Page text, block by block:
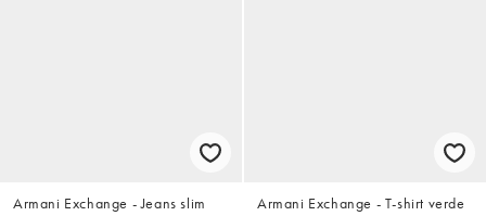
Armani Exchange - Jeans slim
Armani Exchange - T-shirt verde